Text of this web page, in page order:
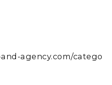
agency.com/catego